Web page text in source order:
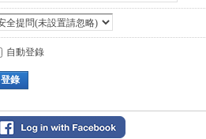
自動登錄
登錄